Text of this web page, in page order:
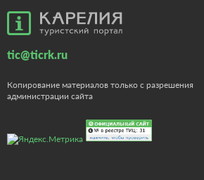
tic@ticrk.ru
Копирование материалов только с разрешения
администрации сайта